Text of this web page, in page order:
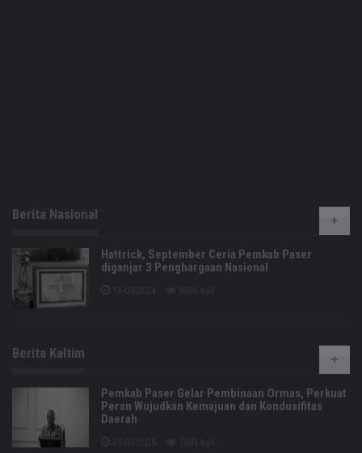
Berita Nasional
Hattrick, September Ceria Pemkab Paser
diganjar 3 Penghargaan Nasional
Berita Kaltim
Pemkab Paser Gelar Pembinaan Ormas, Perkuat
Peran Wujudkan Kemajuan dan Kondusifitas
Daerah